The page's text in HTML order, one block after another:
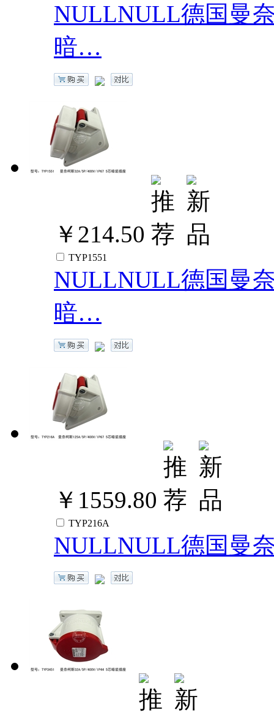
NULLNULL德国曼
暗…
￥214.50
TYP1551
NULLNULL德国曼
暗…
￥1559.80
TYP216A
NULLNULL德国曼